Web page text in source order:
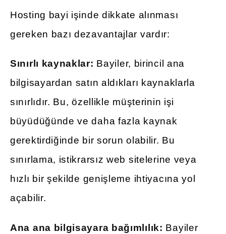
Hosting bayi işinde dikkate alınması
gereken bazı dezavantajlar vardır:
Sınırlı kaynaklar: Bayiler, birincil ana
bilgisayardan satın aldıkları kaynaklarla
sınırlıdır. Bu, özellikle müşterinin işi
büyüdüğünde ve daha fazla kaynak
gerektirdiğinde bir sorun olabilir. Bu
sınırlama, istikrarsız web sitelerine veya
hızlı bir şekilde genişleme ihtiyacına yol
açabilir.
Ana ana bilgisayara bağımlılık: Bayiler